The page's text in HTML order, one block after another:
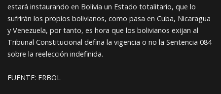
estará instaurando en Bolivia un Estado totalitario, que lo
sufrirán los propios bolivianos, como pasa en Cuba, Nicaragua
y Venezuela, por tanto, es hora que los bolivianos exijan al
Tribunal Constitucional defina la vigencia o no la Sentencia 084
sobre la reelección indefinida.
FUENTE: ERBOL